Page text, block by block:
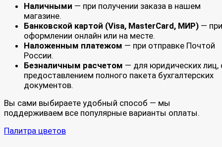
Наличными — при получении заказа в нашем
магазине.
Банковской картой (Visa, MasterCard, МИР) — при
оформлении онлайн или на месте.
Наложенным платежом — при отправке Почтой
России.
Безналичным расчетом — для юридических лиц,
предоставлением полного пакета бухгалтерских
документов.
Вы сами выбираете удобный способ — мы
поддерживаем все популярные варианты оплаты.
Палитра цветов